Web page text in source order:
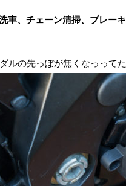
、チェーン清掃、ブレー
ルの先っぽが無くなっって